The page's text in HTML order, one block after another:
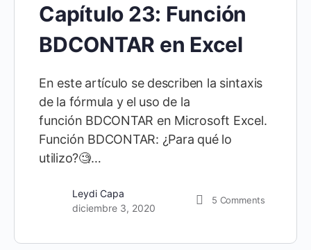
Capítulo 23: Función
BDCONTAR en Excel
En este artículo se describen la sintaxis
de la fórmula y el uso de la
función BDCONTAR en Microsoft Excel.
Función BDCONTAR: ¿Para qué lo
utilizo?🧐…
Leydi Capa
diciembre 3, 2020
5 Comments